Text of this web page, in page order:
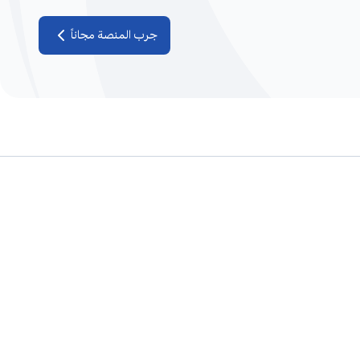
جرب المنصة مجاناً